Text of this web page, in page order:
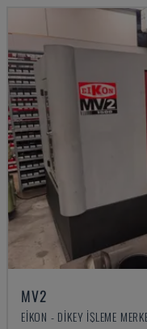
MV2
EIKON - DIKEY İŞLEME